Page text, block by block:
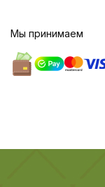
Мы принимаем